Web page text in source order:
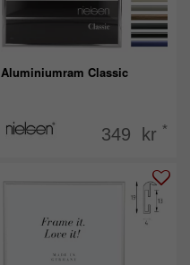
Aluminiumram Classic
349 kr *